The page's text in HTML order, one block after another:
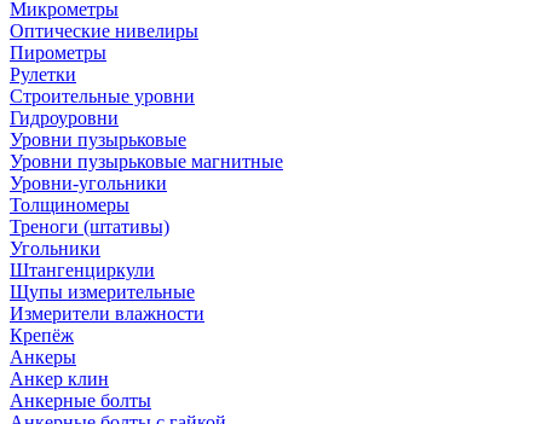
Микрометры
Оптические нивелиры
Пирометры
Рулетки
Строительные уровни
Гидроуровни
Уровни пузырьковые
Уровни пузырьковые магнитные
Уровни-угольники
Толщиномеры
Треноги (штативы)
Угольники
Штангенциркули
Щупы измерительные
Измерители влажности
Крепёж
Анкеры
Анкер клин
Анкерные болты